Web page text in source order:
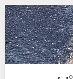
Skip
to
content